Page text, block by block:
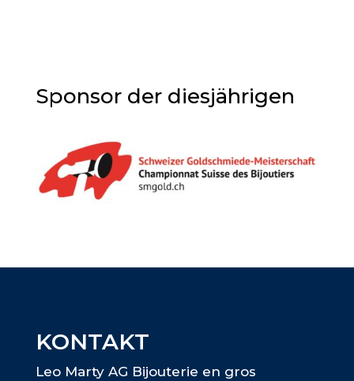
Sponsor der diesjährigen
KONTAKT
Leo Marty AG Bijouterie en gros